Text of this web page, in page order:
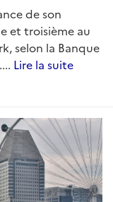
de son
et troisième au
selon la Banque
Lire la suite